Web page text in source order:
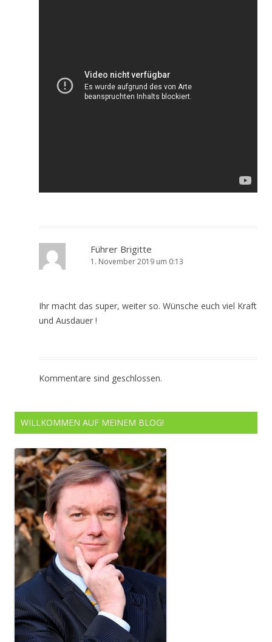
Führer Brigitte
1. November 2019 um 0:13
Ihr macht das super, weiter so. Wünsche euch viel Kraft
und Ausdauer !
Kommentare sind geschlossen.
WILLKOMMEN AUF MEINEM BLOG!